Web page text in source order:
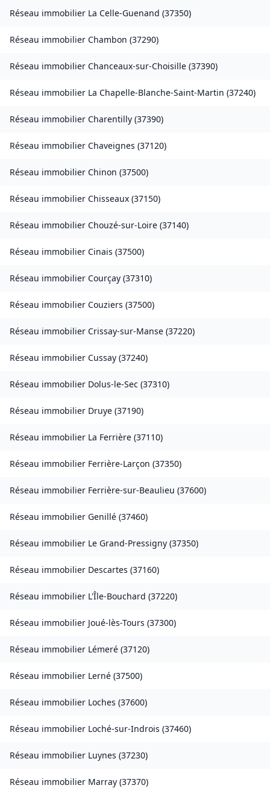
Réseau immobilier La Celle-Guenand (37350)
Réseau immobilier Chambon (37290)
Réseau immobilier Chanceaux-sur-Choisille (37390)
Réseau immobilier La Chapelle-Blanche-Saint-Martin (37240)
Réseau immobilier Charentilly (37390)
Réseau immobilier Chaveignes (37120)
Réseau immobilier Chinon (37500)
Réseau immobilier Chisseaux (37150)
Réseau immobilier Chouzé-sur-Loire (37140)
Réseau immobilier Cinais (37500)
Réseau immobilier Courçay (37310)
Réseau immobilier Couziers (37500)
Réseau immobilier Crissay-sur-Manse (37220)
Réseau immobilier Cussay (37240)
Réseau immobilier Dolus-le-Sec (37310)
Réseau immobilier Druye (37190)
Réseau immobilier La Ferrière (37110)
Réseau immobilier Ferrière-Larçon (37350)
Réseau immobilier Ferrière-sur-Beaulieu (37600)
Réseau immobilier Genillé (37460)
Réseau immobilier Le Grand-Pressigny (37350)
Réseau immobilier Descartes (37160)
Réseau immobilier L'Île-Bouchard (37220)
Réseau immobilier Joué-lès-Tours (37300)
Réseau immobilier Lémeré (37120)
Réseau immobilier Lerné (37500)
Réseau immobilier Loches (37600)
Réseau immobilier Loché-sur-Indrois (37460)
Réseau immobilier Luynes (37230)
Réseau immobilier Marray (37370)